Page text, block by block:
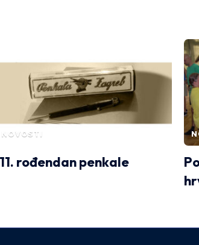
NOVOSTI
rođendan penkale